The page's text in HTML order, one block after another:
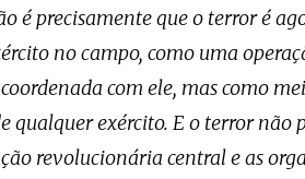
é precisamente que o terror é
no campo, como uma
com ele, mas como
qualquer exército. E o terror não
revolucionária central e as